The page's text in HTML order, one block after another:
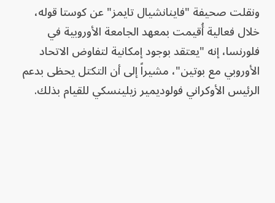
ونقلت صحيفة "فاينانشيال تايمز" عن كوستا قوله،
خلال فعالية أُقيمت بمعهد الجامعة الأوروبية في
فلورنسا، إنه "يعتقد بوجود إمكانية لتفاوض الاتحاد
الأوروبي مع بوتين"، مشيراً إلى أن التكتل يحظى بدعم
الرئيس الأوكراني فولوديمير زيلينسكي للقيام بذلك.